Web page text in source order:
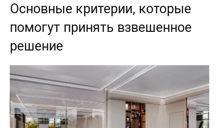
Основные критерии, которые
помогут принять взвешенное
решение